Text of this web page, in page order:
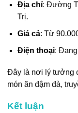
Địa chỉ: Đường
Trị.
Giá cả: Từ
Điện thoại: Đang
Đây là nơi lý tưởng
món ăn đậm đà,
Kết luận